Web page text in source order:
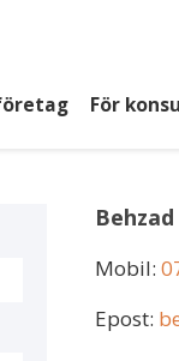
För
Mobil:
Epost: